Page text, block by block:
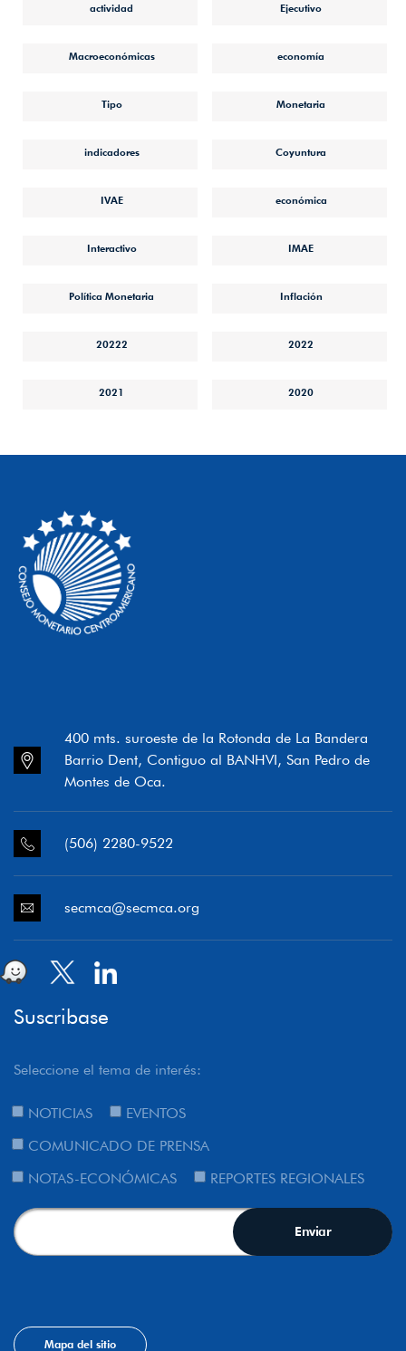
actividad Ejecutivo
Macroeconómicas economía
Tipo Monetaria
indicadores Coyuntura
IVAE económica
Interactivo IMAE
Política Monetaria Inflación
20222 2022
2021 2020
400 mts. suroeste de la Rotonda de La Bandera
Barrio Dent, Contiguo al BANHVI, San Pedro de
Montes de Oca.
(506) 2280-9522
secmca@secmca.org
Suscribase
Seleccione el tema de interés:
NOTICIAS
EVENTOS
COMUNICADO DE PRENSA
NOTAS-ECONÓMICAS
REPORTES REGIONALES
Mapa del sitio